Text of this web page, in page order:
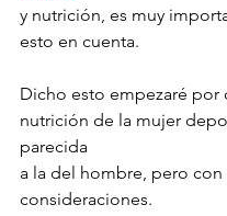
y nutrición, es muy
esto en cuenta.
Dicho esto empezaré por
nutrición de la mujer
parecida
a la del hombre, pero con
consideraciones.